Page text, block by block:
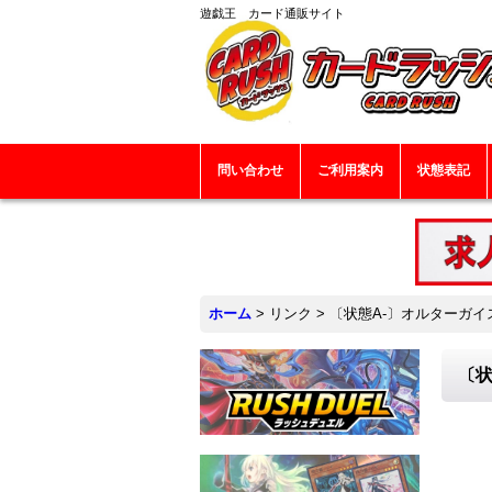
遊戯王 カード通販サイト
問い合わせ ご利用案内 状態表記
ホーム > リンク > 〔状態A-〕オルターガ
〔